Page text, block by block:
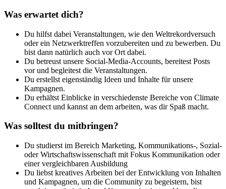
Was erwartet dich?
Du hilfst dabei Veranstaltungen, wie den Weltrekordversuch
oder ein Netzwerktreffen vorzubereiten und zu bewerben. Du
bist dann natürlich auch vor Ort dabei.
Du betreust unsere Social-Media-Accounts, bereitest Posts
vor und begleitest die Veranstaltungen.
Du erstellst eigenständig Ideen und Inhalte für unsere
Kampagnen.
Du erhältst Einblicke in verschiedenste Bereiche von Climate
Connect und kannst an dem arbeiten, was dir Spaß macht.
Was solltest du mitbringen?
Du studierst im Bereich Marketing, Kommunikations-, Sozial-
oder Wirtschaftswissenschaft mit Fokus Kommunikation oder
einer vergleichbaren Ausbildung
Du liebst kreatives Arbeiten bei der Entwicklung von Inhalten
und Kampagnen, um die Community zu begeistern, bist